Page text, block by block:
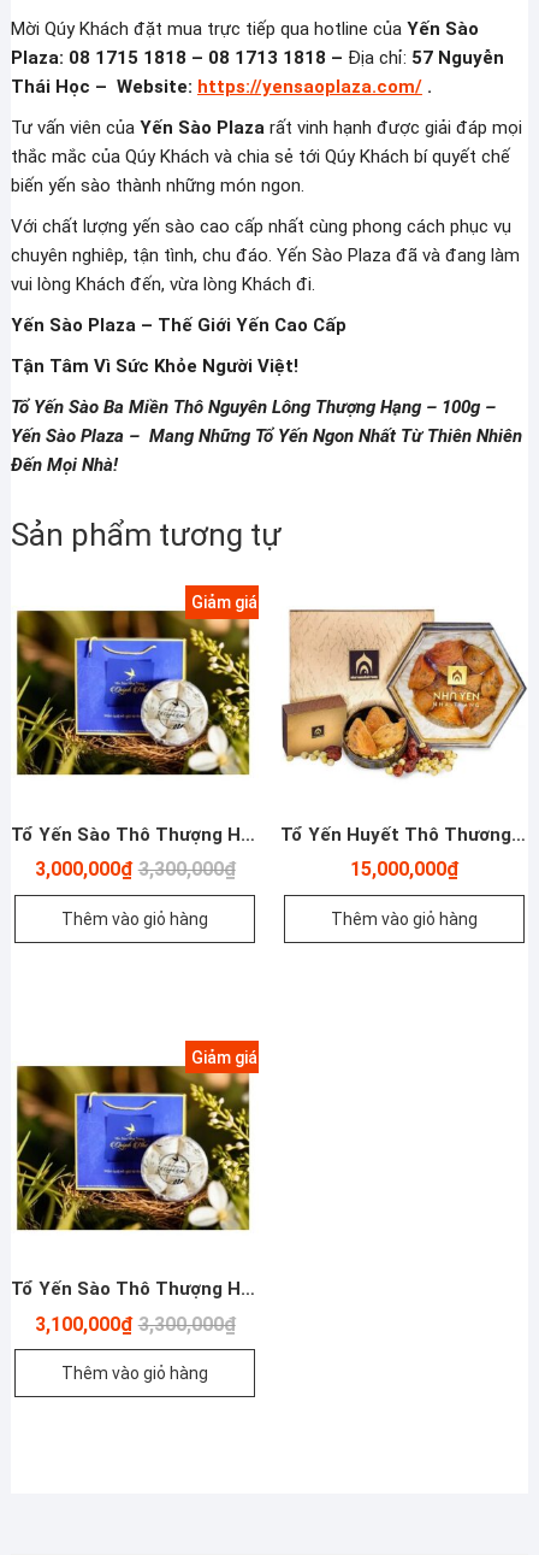
Mời Qúy Khách đặt mua trực tiếp qua hotline của Yến Sào
Plaza: 08 1715 1818 – 08 1713 1818 – Địa chỉ: 57 Nguyễn
Thái Học – Website: https://yensaoplaza.com/.
Tư vấn viên của Yến Sào Plazarất vinh hạnh được giải đáp mọi
thắc mắc của Qúy Khách và chia sẻ tới Qúy Khách bí quyết chế
biến yến sào thành những món ngon.
Với chất lượng yến sào cao cấp nhất cùng phong cách phục vụ
chuyên nghiêp, tận tình, chu đáo. Yến Sào Plaza đã và đang làm
vui lòng Khách đến, vừa lòng Khách đi.
Yến Sào Plaza – Thế Giới Yến Cao Cấp
Tận Tâm Vì Sức Khỏe Người Việt!
Tổ Yến Sào Ba Miền Thô Nguyên Lông Thượng Hạng – 100g –
Yến Sào Plaza – Mang Những Tổ Yến Ngon Nhất Từ Thiên Nhiên
Đến Mọi Nhà!
Sản phẩm tương tự
Giảm giá!
Tổ Yến Sào Thô Thượng Hạng – 100g
3,300,000₫Giá
gốc
là:
3,000,000₫
Giá
hiện
tại
3,000,000₫.
Thêm vào giỏ hàng
Tổ Yến Huyết Thô Thương Hạng – Nha Trang – Khánh Hòa – 100g
15,000,000₫
Thêm vào giỏ hàng
Giảm giá!
Tổ Yến Sào Thô Thượng Hạng Đặc Biệt – 100g
3,300,000₫Giá
gốc
3,100,000₫
Giá
hiện
3,100,000₫.
Thêm vào giỏ hàng